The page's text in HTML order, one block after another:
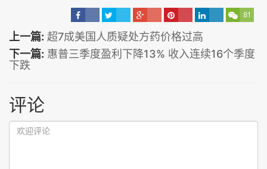
81
上一篇: 超7成美国人质疑处方药价格过高
下一篇: 惠普三季度盈利下降13% 收入连续16个季度
下跌
评论